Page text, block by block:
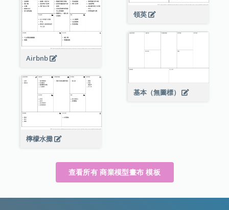
領英
Airbnb
基本（無圖標）
檸檬水攤
查看所有 商業模型畫布 模板